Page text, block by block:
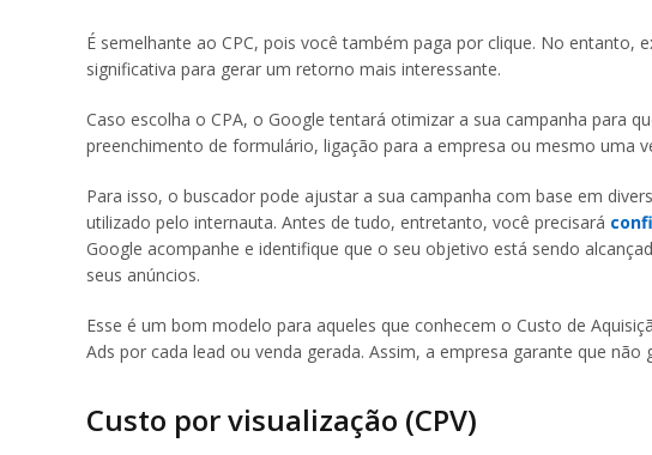
É semelhante ao CPC, pois você também paga por clique. No entanto,
significativa para gerar um retorno mais interessante.
Caso escolha o CPA, o Google tentará otimizar a sua campanha para
preenchimento de formulário, ligação para a empresa ou mesmo uma
Para isso, o buscador pode ajustar a sua campanha com base em
utilizado pelo internauta. Antes de tudo, entretanto, você precisará
Google acompanhe e identifique que o seu objetivo está sendo
seus anúncios.
Esse é um bom modelo para aqueles que conhecem o Custo de
Ads por cada lead ou venda gerada. Assim, a empresa garante que
Custo por visualização (CPV)